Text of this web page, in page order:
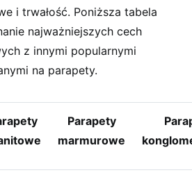
i trwałość. Poniższa tabela
najważniejszych cech
z innymi popularnymi
na parapety.
Parapety
marmurowe